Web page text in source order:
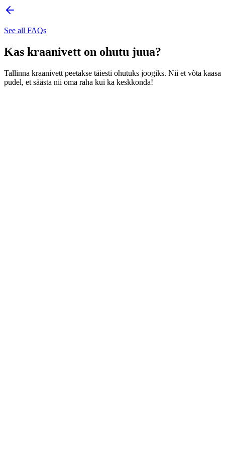
See all FAQs
Kas kraanivett on ohutu juua?
Tallinna kraanivett peetakse täiesti ohutuks joogiks. Nii et võta kaasa
pudel, et säästa nii oma raha kui ka keskkonda!